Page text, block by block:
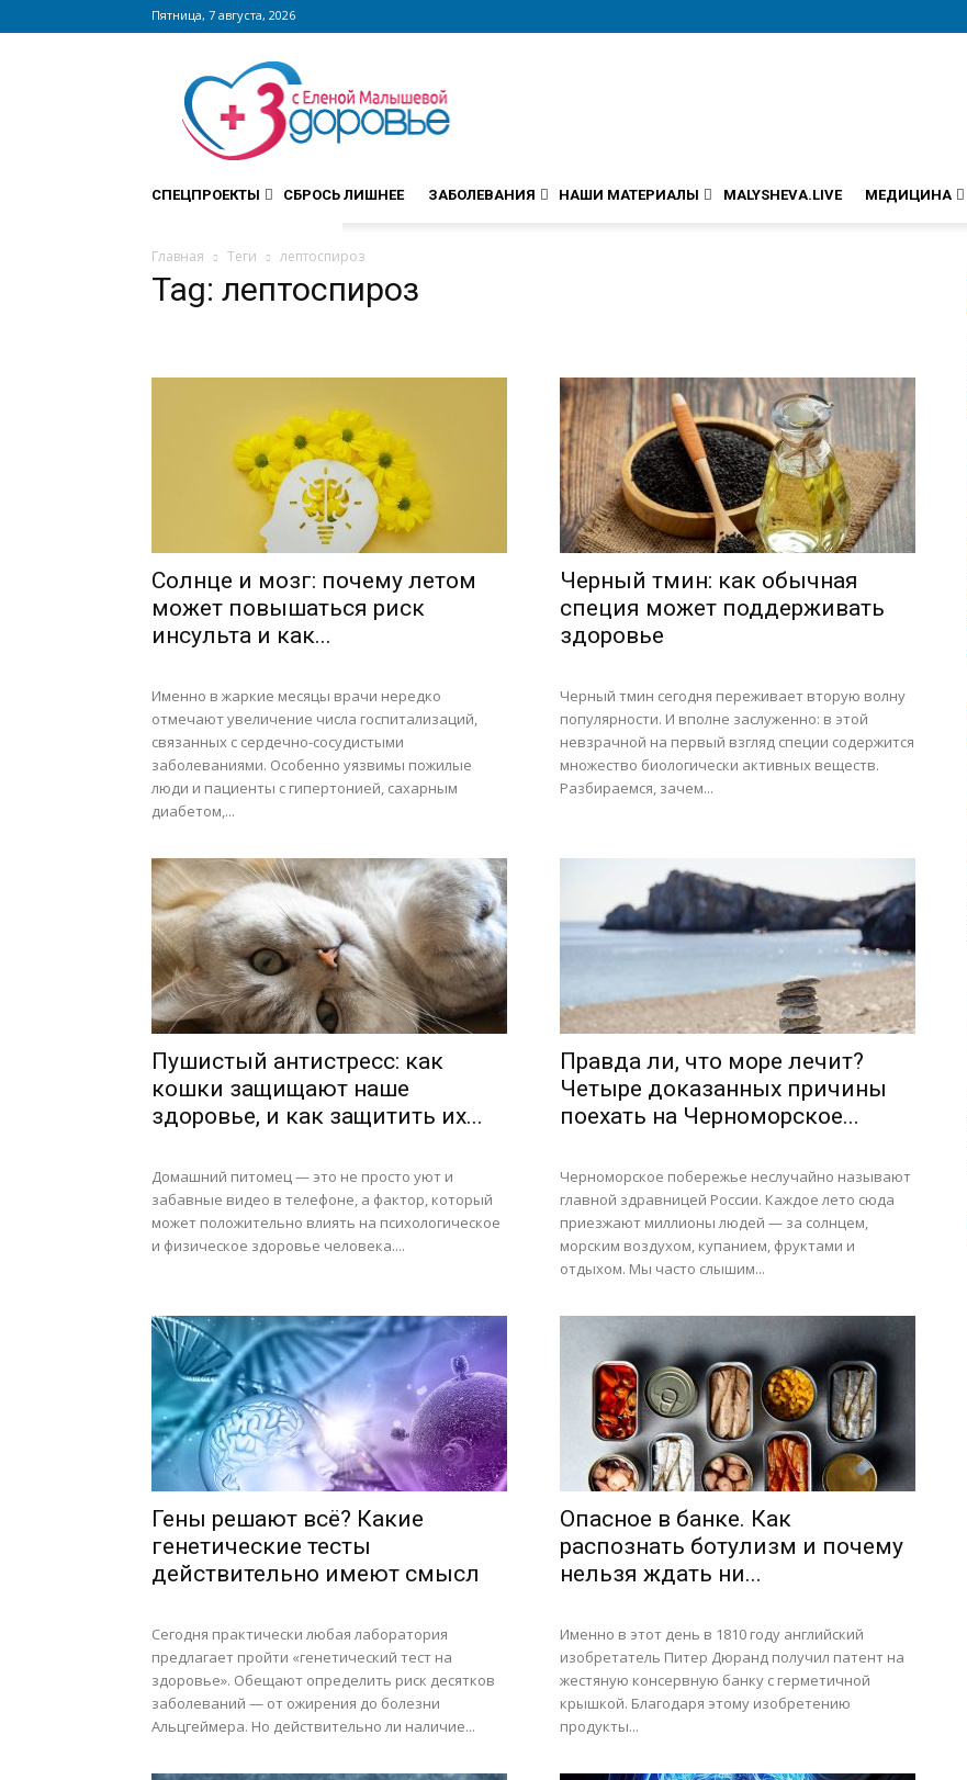
Пятница, 7 августа, 2026
Сайт
zdorovieinfo.ru
крупнейший
медицинский
интернет-
СПЕЦПРОЕКТЫ СБРОСЬ ЛИШНЕЕ ЗАБОЛЕВАНИЯ НАШИ МАТЕРИАЛЫ MALYSHEVA.LIVE МЕДИЦИНА
Главная Теги лептоспироз
Tag: лептоспироз
Солнце и мозг: почему летом
может повышаться риск
инсульта и как...
Именно в жаркие месяцы врачи нередко
отмечают увеличение числа госпитализаций,
связанных с сердечно-сосудистыми
заболеваниями. Особенно уязвимы пожилые
люди и пациенты с гипертонией, сахарным
диабетом,...
Черный тмин: как обычная
специя может поддерживать
здоровье
Черный тмин сегодня переживает вторую волну
популярности. И вполне заслуженно: в этой
невзрачной на первый взгляд специи содержится
множество биологически активных веществ.
Разбираемся, зачем...
Пушистый антистресс: как
кошки защищают наше
здоровье, и как защитить их...
Домашний питомец — это не просто уют и
забавные видео в телефоне, а фактор, который
может положительно влиять на психологическое
и физическое здоровье человека....
Правда ли, что море лечит?
Четыре доказанных причины
поехать на Черноморское...
Черноморское побережье неслучайно называют
главной здравницей России. Каждое лето сюда
приезжают миллионы людей — за солнцем,
морским воздухом, купанием, фруктами и
отдыхом. Мы часто слышим...
Гены решают всё? Какие
генетические тесты
действительно имеют смысл
Сегодня практически любая лаборатория
предлагает пройти «генетический тест на
здоровье». Обещают определить риск десятков
заболеваний — от ожирения до болезни
Альцгеймера. Но действительно ли наличие...
Опасное в банке. Как
распознать ботулизм и почему
нельзя ждать ни...
Именно в этот день в 1810 году английский
изобретатель Питер Дюранд получил патент на
жестяную консервную банку с герметичной
крышкой. Благодаря этому изобретению
продукты...